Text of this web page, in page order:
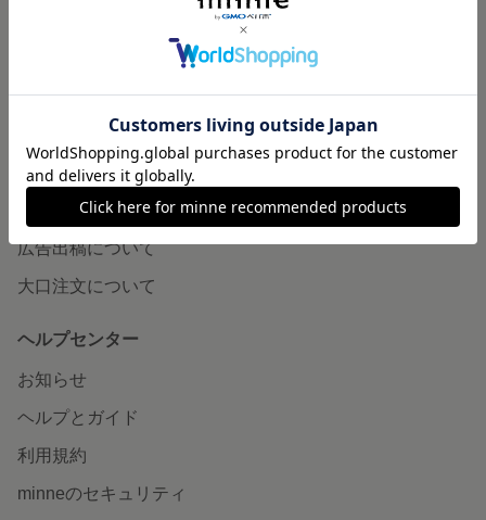
minneとものづくりと
minneの本
企業の方へ
広告出稿について
大口注文について
ヘルプセンター
お知らせ
ヘルプとガイド
利用規約
minneのセキュリティ